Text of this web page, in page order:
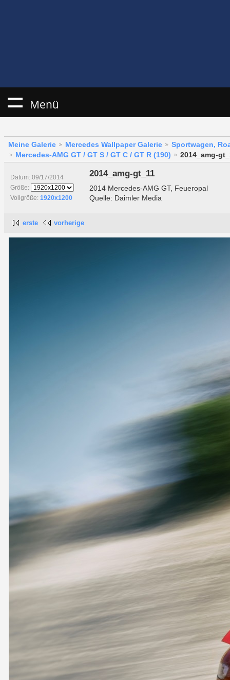
Menü
Meine Galerie Mercedes Wallpaper Galerie
Sportwagen,
Mercedes-AMG GT / GT S / GT C / GT R (190)
2014_amg-
Datum: 09/17/2014
Größe:
Vollgröße: 1920x1200
2014_amg-gt_11
2014 Mercedes-AMG GT, Feueropal
Quelle: Daimler Media
erste vorherige